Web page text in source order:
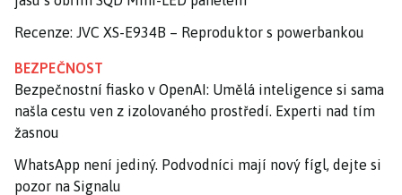
Recenze: JVC XS-E934B – Reproduktor s powerbankou
BEZPEČNOST
Bezpečnostní fiasko v OpenAI: Umělá inteligence si sama
našla cestu ven z izolovaného prostředí. Experti nad tím
žasnou
WhatsApp není jediný. Podvodníci mají nový fígl, dejte si
pozor na Signalu